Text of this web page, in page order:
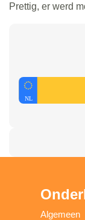
Prettig, er werd
Algemeen